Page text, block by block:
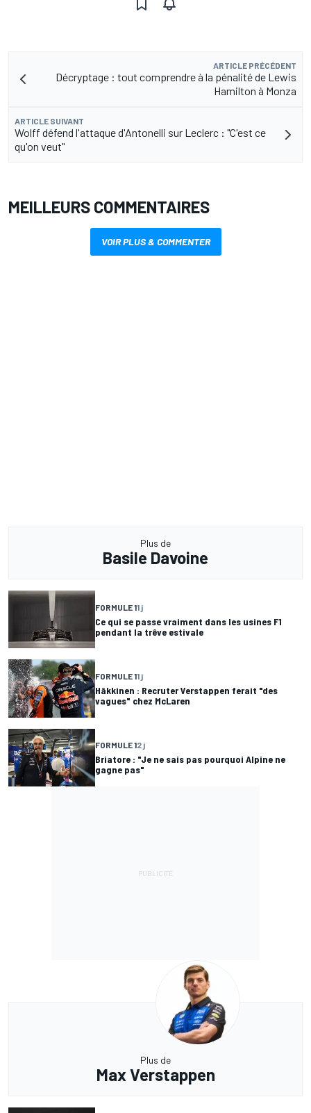
ARTICLE PRÉCÉDENT
Décryptage : tout comprendre à la pénalité de Lewis
Hamilton à Monza
ARTICLE SUIVANT
Wolff défend l'attaque d'Antonelli sur Leclerc : "C'est ce
qu'on veut"
MEILLEURS COMMENTAIRES
VOIR PLUS & COMMENTER
Plus de
Basile Davoine
FORMULE 11 j
Ce qui se passe vraiment dans les usines F1
pendant la trêve estivale
FORMULE 11 j
Häkkinen : Recruter Verstappen ferait "des
vagues" chez McLaren
FORMULE 12 j
Briatore : "Je ne sais pas pourquoi Alpine ne
gagne pas"
Plus de
Max Verstappen